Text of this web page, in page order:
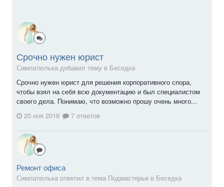
Срочно нужен юрист
Симпатюлька добавил тему в Беседка
Срочно нужен юрист для решения корпоративного спора,
чтобы взял на себя всю документацию и был специалистом
своего дела. Понимаю, что возможно прошу очень много...
20 ноя 2019
7 ответов
Ремонт офиса
Симпатюлька ответил в тема Подмастерье в Беседка